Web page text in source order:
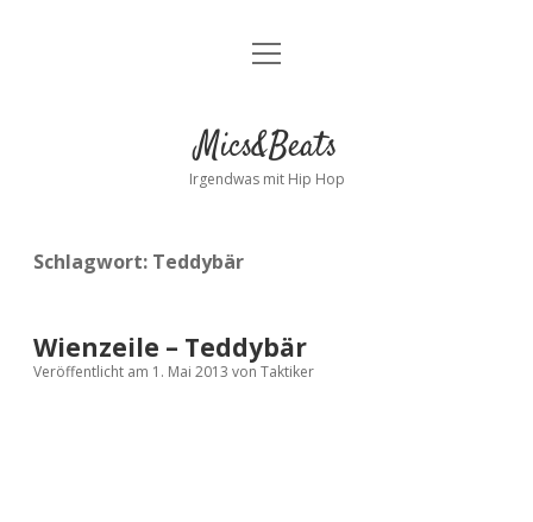
Kontakt
facebookinstagram
bandcamp
spotify
Menü
Mics&Beats
Irgendwas mit Hip Hop
Schlagwort: Teddybär
Wienzeile – Teddybär
Veröffentlicht am 1. Mai 2013 von Taktiker